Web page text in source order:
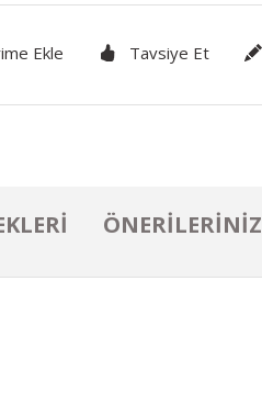
Tavsiye Et
ÖNERILERINIZ